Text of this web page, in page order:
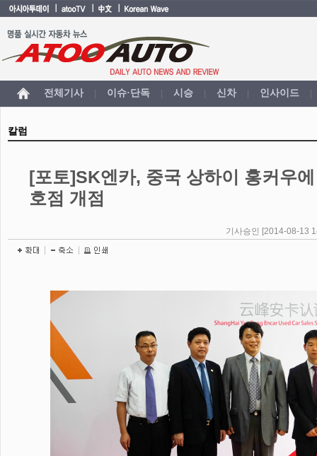
전체기사 | 이슈·단독 | 시승 | 신차 | 인사이드 |
칼럼
[포토]SK엔카, 중국 상하이 홍커우
호점 개점
기사승인 [2014-08-13